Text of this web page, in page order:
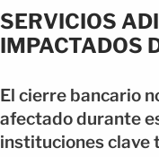
SERVICIOS
IMPACTADOS
El cierre bancario
afectado durante
instituciones clave